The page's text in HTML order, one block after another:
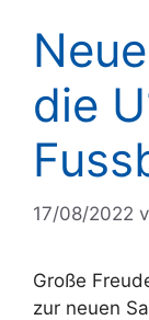
die
17/08/2022
Große
zur neuen